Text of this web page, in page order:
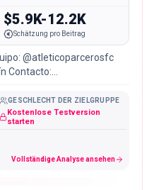
$5.9K-12.2K
Schätzung pro Beitrag
@atleticoparcerosfc
Contacto:
GESCHLECHT DER ZIELGRUPPE
Kostenlose Testversion
starten
Vollständige Analyse ansehen